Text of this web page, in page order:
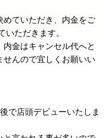
めていただき、内金をご
ただきます。
金はキャンセル代へと
んので宜しくお願いい
で店頭デビューいたしま